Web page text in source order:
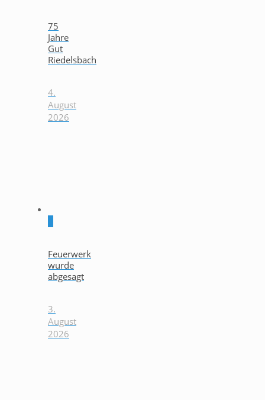
75
Jahre
Gut
Riedelsbach
4.
August
2026
Feuerwerk
wurde
abgesagt
3.
August
2026